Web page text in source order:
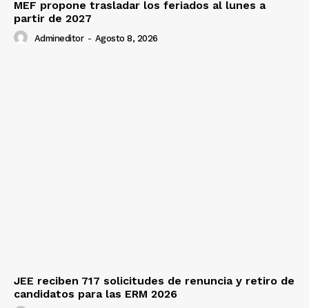
MEF propone trasladar los feriados al lunes a
partir de 2027
Admineditor - Agosto 8, 2026
JEE reciben 717 solicitudes de renuncia y retiro de
candidatos para las ERM 2026